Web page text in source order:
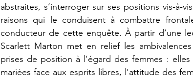
abstraites, s’interroger sur ses positions vis-à-
raisons qui le conduisent à combattre
conducteur de cette enquête. À partir d’une
Scarlett Marton met en relief les
prises de position à l’égard des femmes :
mariées face aux esprits libres, l’attitude des